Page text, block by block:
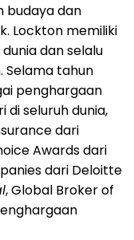
budaya dan
Lockton memiliki
dan selalu
Selama tahun
penghargaan
di seluruh dunia,
dari
Awards dari
dari Deloitte
, Global Broker of